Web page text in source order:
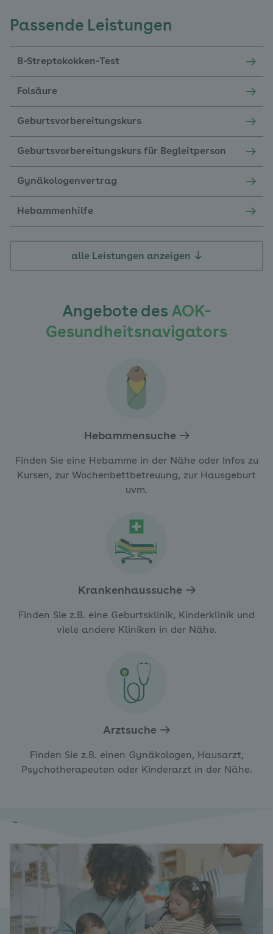
Passende Leistungen
B-Streptokokken-Test
Folsäure
Geburtsvorbereitungskurs
Geburtsvorbereitungskurs für Begleitperson
Gynäkologenvertrag
Hebammenhilfe
alle Leistungen anzeigen
Angebote des AOK-
Gesundheitsnavigators
Hebammensuche
Finden Sie eine Hebamme in der Nähe oder Infos zu
Kursen, zur Wochenbettbetreuung, zur Hausgeburt
uvm.
Krankenhaussuche
Finden Sie z.B. eine Geburtsklinik, Kinderklinik und
viele andere Kliniken in der Nähe.
Arztsuche
Finden Sie z.B. einen Gynäkologen, Hausarzt,
Psychotherapeuten oder Kinderarzt in der Nähe.
Gut zu wissen